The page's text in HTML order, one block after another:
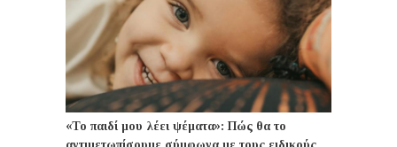
«Το παιδί μου λέει ψέματα»: Πώς θα το